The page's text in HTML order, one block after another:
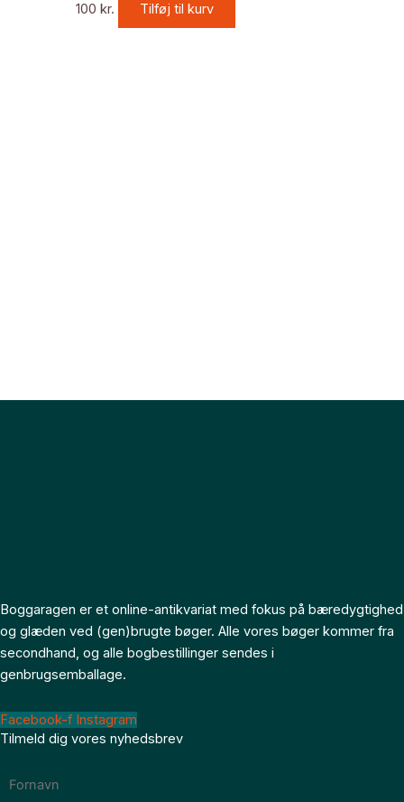
100 kr. Tilføj til kurv
Boggaragen er et online-antikvariat med fokus på bæredygtighed
og glæden ved (gen)brugte bøger. Alle vores bøger kommer fra
secondhand, og alle bogbestillinger sendes i
genbrugsemballage.
Facebook-f Instagram
Tilmeld dig vores nyhedsbrev